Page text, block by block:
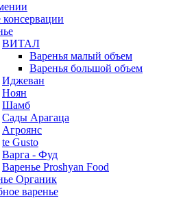
ВИТАЛ
Варенья малый объем
Варенья большой объем
Иджеван
Ноян
Шамб
Сады Арагаца
Агроянс
te Gusto
Варга - Фуд
Варенье Proshyan Food
Органик
варенье